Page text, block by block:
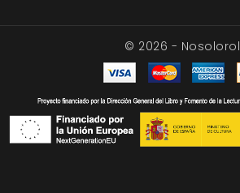
© 2026 - Nosolorol